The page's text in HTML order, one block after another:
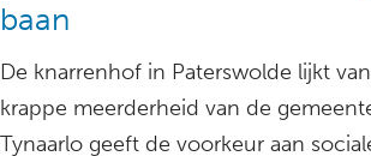
baan
De knarrenhof in Paterswolde lijkt
krappe meerderheid van de
Tynaarlo geeft de voorkeur aan